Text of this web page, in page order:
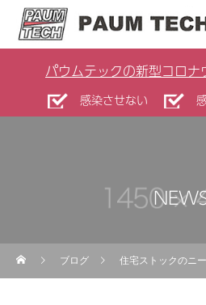
パウムテックの新型コロ
感染させない
ブログ 住宅ストックのニ